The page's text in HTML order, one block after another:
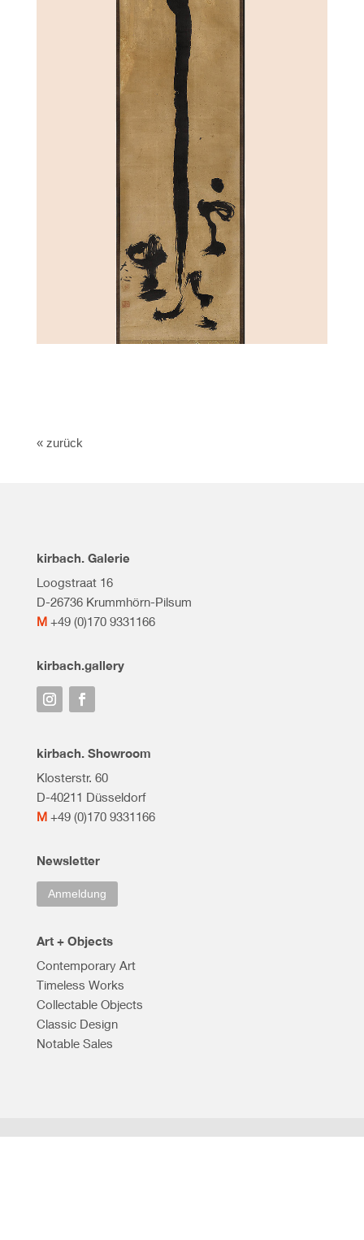
« zurück
kirbach. Galerie
Loogstraat 16
D-26736 Krummhörn-Pilsum
M+49 (0)170 9331166
kirbach.gallery
kirbach. Showroom
Klosterstr. 60
D-40211 Düsseldorf
M+49 (0)170 9331166
Newsletter
Anmeldung
Art + Objects
Contemporary Art
Timeless Works
Collectable Objects
Classic Design
Notable Sales